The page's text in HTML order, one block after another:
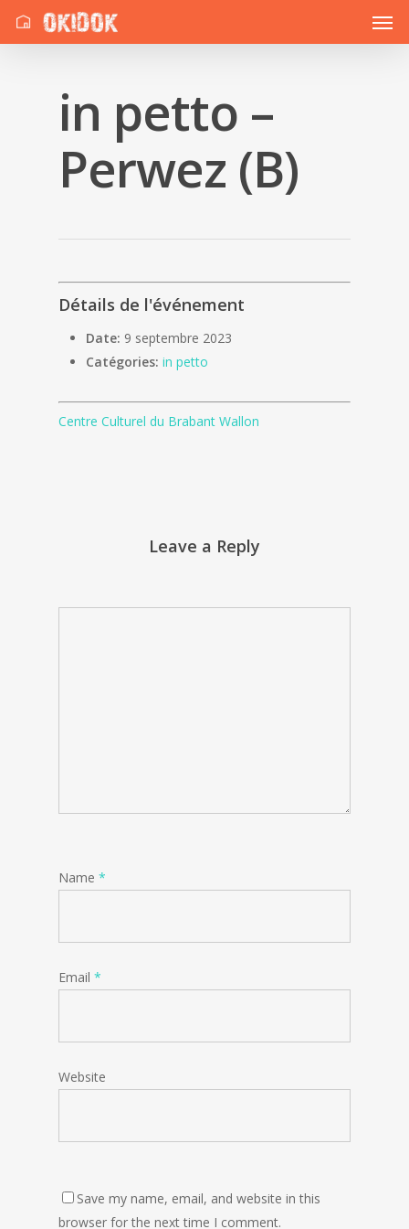
in petto –
Perwez (B)
Détails de l'événement
Date: 9 septembre 2023
Catégories: in petto
Centre Culturel du Brabant Wallon
Leave a Reply
Name *
Email *
Website
Save my name, email, and website in this
browser for the next time I comment.